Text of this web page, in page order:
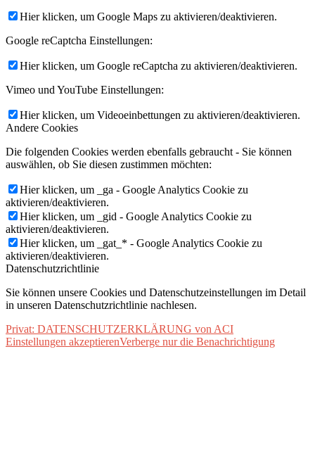
Hier klicken, um Google Maps zu aktivieren/deaktivieren.
Google reCaptcha Einstellungen:
Hier klicken, um Google reCaptcha zu aktivieren/deaktivieren.
Vimeo und YouTube Einstellungen:
Hier klicken, um Videoeinbettungen zu aktivieren/deaktivieren.
Andere Cookies
Die folgenden Cookies werden ebenfalls gebraucht - Sie können
auswählen, ob Sie diesen zustimmen möchten:
Hier klicken, um _ga - Google Analytics Cookie zu
aktivieren/deaktivieren.
Hier klicken, um _gid - Google Analytics Cookie zu
aktivieren/deaktivieren.
Hier klicken, um _gat_* - Google Analytics Cookie zu
aktivieren/deaktivieren.
Datenschutzrichtlinie
Sie können unsere Cookies und Datenschutzeinstellungen im Detail
in unseren Datenschutzrichtlinie nachlesen.
Privat: DATENSCHUTZERKLÄRUNG von ACI
Einstellungen akzeptierenVerberge nur die Benachrichtigung